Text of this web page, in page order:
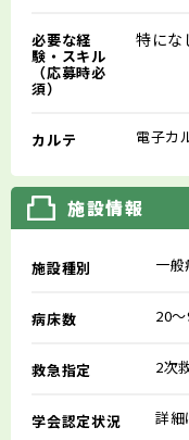
必要な経
験・スキル
（応募時必
須）
特にな
カルテ 電子カ
施設情報
施設種別 一般
病床数 20
救急指定 2次
学会認定状況 詳細